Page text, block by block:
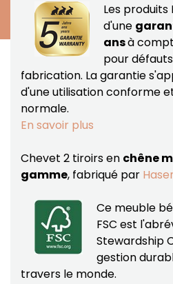
Les
d'une
ansà
pour
fabrication. La garantie
d'une utilisation conforme
normale.
En savoir plus
Chevet 2 tiroirs en chêne
gamme, fabriqué par
Ce meuble
FSC est
Stewardship
gestion
travers le monde.